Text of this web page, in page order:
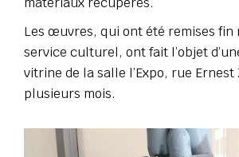
Les œuvres, qui ont été remises fin
service culturel, ont fait l’objet
vitrine de la salle l’Expo, rue
plusieurs mois.